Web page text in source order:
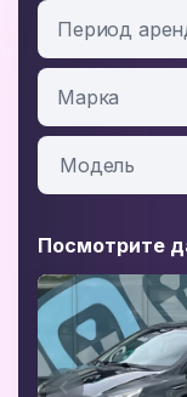
Период
Посмотрите